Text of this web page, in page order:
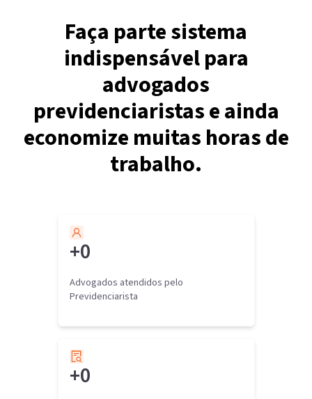
Faça parte sistema
indispensável para
advogados
previdenciaristas e ainda
economize muitas horas de
trabalho.
+0
Advogados atendidos pelo
Previdenciarista
+0